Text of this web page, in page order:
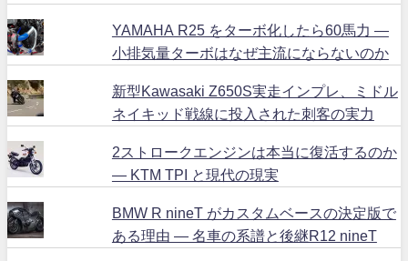
YAMAHA R25 をターボ化したら60馬力 ―
小排気量ターボはなぜ主流にならないのか
新型Kawasaki Z650S実走インプレ、ミドル
ネイキッド戦線に投入された刺客の実力
2ストロークエンジンは本当に復活するのか
― KTM TPI と現代の現実
BMW R nineT がカスタムベースの決定版で
ある理由 ― 名車の系譜と後継R12 nineT